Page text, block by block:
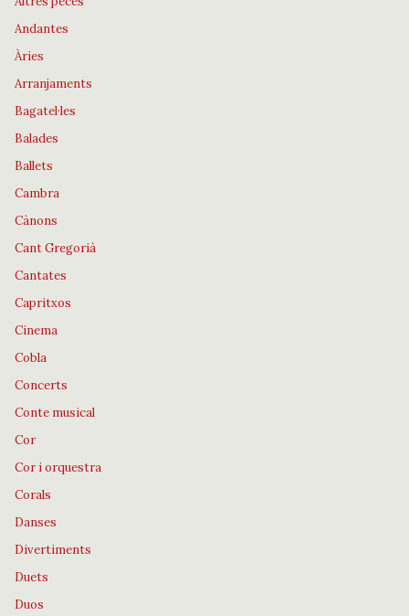
Andantes
Àries
Arranjaments
Bagatel·les
Balades
Ballets
Cambra
Cànons
Cant Gregorià
Cantates
Capritxos
Cinema
Cobla
Concerts
Conte musical
Cor
Cor i orquestra
Corals
Danses
Divertiments
Duets
Duos